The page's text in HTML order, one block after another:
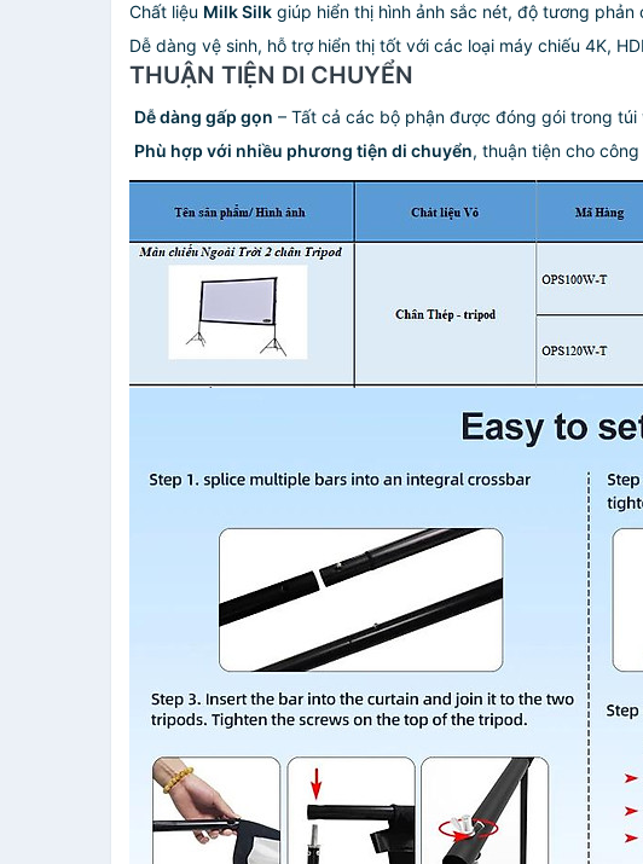
Chất liệu Milk Silk giúp hiển thị hình ảnh sắc nét, độ tương phản
Dễ dàng vệ sinh, hỗ trợ hiển thị tốt với các loại máy chiếu 4K,
THUẬN TIỆN DI CHUYỂN
Dễ dàng gấp gọn – Tất cả các bộ phận được đóng gói trong
Phù hợp với nhiều phương tiện di chuyển, thuận tiện cho